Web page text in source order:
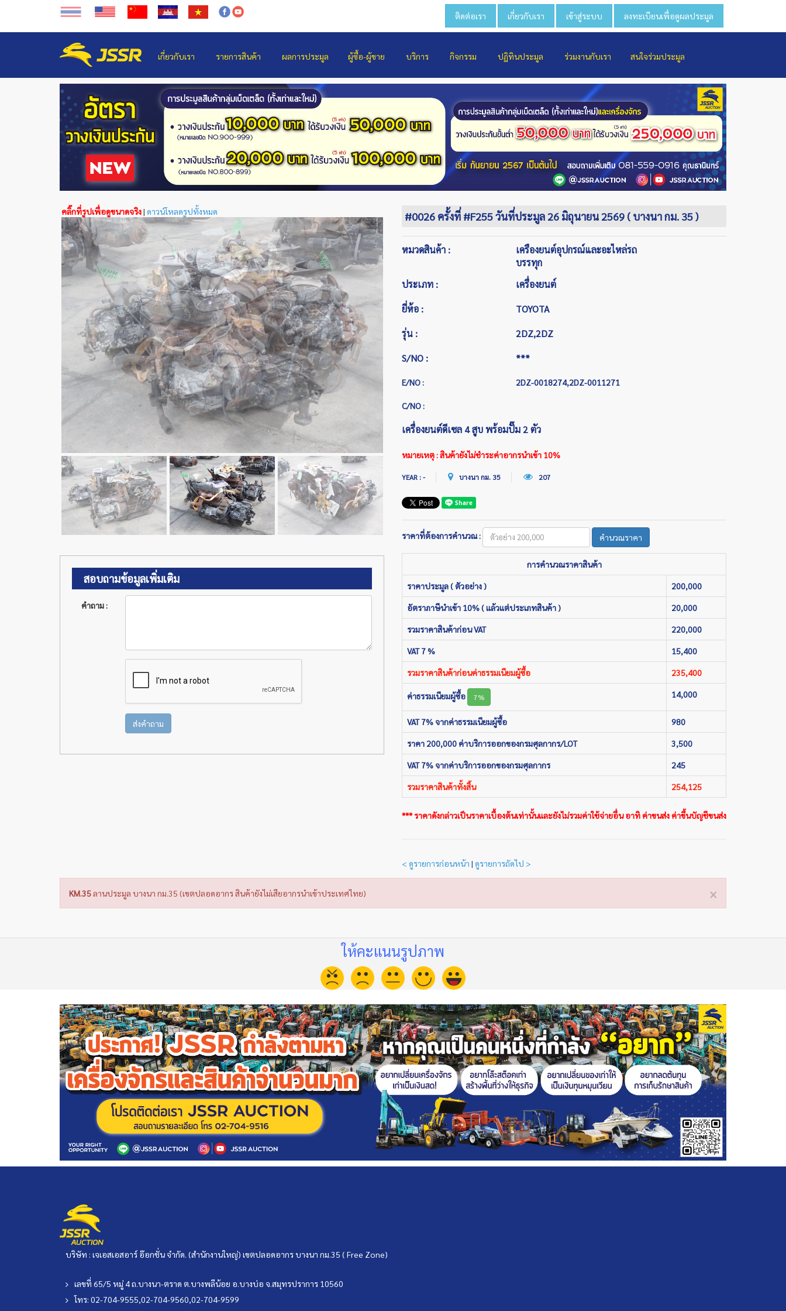
ติดต่อเรา เกี่ยวกับเรา เข้าสู่ระบบ ลงทะเบียนเพื่อดูผลประมูล
เกี่ยวกับเรา รายการสินค้า ผลการประมูล ผู้ซื้อ-ผู้ขาย บริการ กิจกรรม ปฏิทินประมูล ร่วมงานกับเรา สนใจร่วมประมูล
คลิ๊กที่รูปเพื่อดูขนาดจริง| ดาวน์โหลดรูปทั้งหมด
สอบถามข้อมูลเพิ่มเติม
คำถาม :
ส่งคำถาม
#0026 ครั้งที่ #F255 วันที่ประมูล 26 มิถุนายน 2569 ( บางนา กม. 35 )
หมวดสินค้า :
เครื่องยนต์อุปกรณ์และอะไหล่รถ
บรรทุก
ประเภท :
เครื่องยนต์
ยี่ห้อ :
TOYOTA
รุ่น :
2DZ,2DZ
S/NO :
***
E/NO : 2DZ-0018274,2DZ-0011271
C/NO :
เครื่องยนต์ดีเซล 4 สูบ พร้อมปั๊ม 2 ตัว
หมายเหตุ : สินค้ายังไม่ชำระค่าอากรนำเข้า 10%
YEAR : - บางนา กม. 35 207
ราคาที่ต้องการคำนวณ : คำนวณราคา
การคำนวณราคาสินค้า
ราคาประมูล ( ตัวอย่าง ) 200,000
อัตราภาษีนำเข้า 10% ( แล้วแต่ประเภทสินค้า ) 20,000
รวมราคาสินค้าก่อน VAT 220,000
VAT 7 % 15,400
รวมราคาสินค้าก่อนค่าธรรมเนียมผู้ซื้อ 235,400
ค่าธรรมเนียมผู้ซื้อ 7% 14,000
VAT 7% จากค่าธรรมเนียมผู้ซื้อ 980
ราคา 200,000 ค่าบริการออกของกรมศุลกากร/LOT 3,500
VAT 7% จากค่าบริการออกของกรมศุลกากร 245
รวมราคาสินค้าทั้งสิ้น 254,125
*** ราคาดังกล่าวเป็นราคาเบื้องต้นเท่านั้นและยังไม่รวมค่าใช้จ่ายอื่น อาทิ ค่าขนส่ง ค่าขึ้นบัญชีขนส่ง
< ดูรายการก่อนหน้า | ดูรายการถัดไป >
×
KM.35ลานประมูล บางนา กม.35 (เขตปลอดอากร สินค้ายังไม่เสียอากรนำเข้าประเทศไทย)
ให้คะแนนรูปภาพ
บริษัท : เจเอสเอสอาร์ อ๊อกชั่น จำกัด. (สำนักงานใหญ่) เขตปลอดอากร บางนา กม.35 ( Free Zone)
เลขที่ 65/5 หมู่ 4 ถ.บางนา-ตราด ต.บางพลีน้อย อ.บางบ่อ จ.สมุทรปราการ 10560
โทร: 02-704-9555,02-704-9560,02-704-9599